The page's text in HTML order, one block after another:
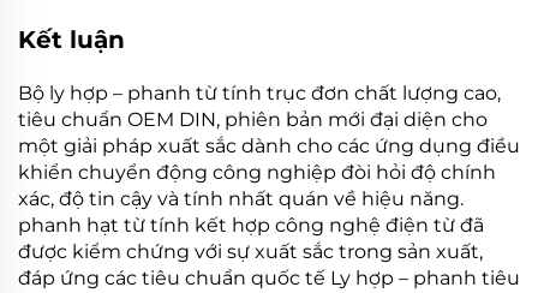
Kết luận
Bộ ly hợp – phanh từ tính trục đơn chất lượng cao,
tiêu chuẩn OEM DIN, phiên bản mới đại diện cho
một giải pháp xuất sắc dành cho các ứng dụng điều
khiển chuyển động công nghiệp đòi hỏi độ chính
xác, độ tin cậy và tính nhất quán về hiệu năng.
phanh hạt từ tính kết hợp công nghệ điện từ đã
được kiểm chứng với sự xuất sắc trong sản xuất,
đáp ứng các tiêu chuẩn quốc tế Ly hợp – phanh tiêu